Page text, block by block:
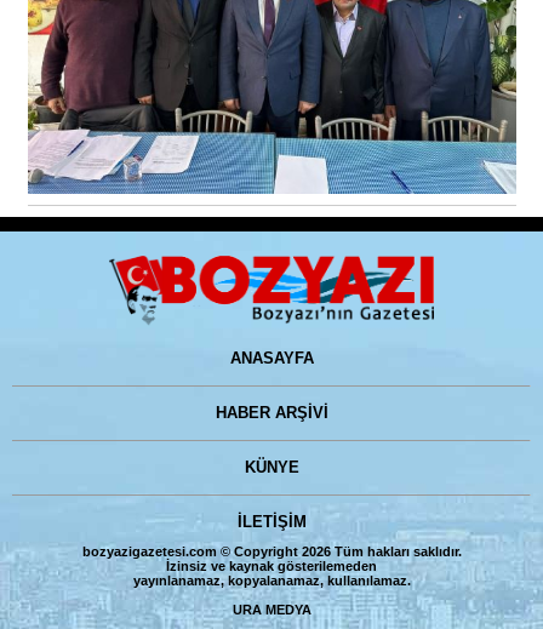
ANASAYFA
HABER ARŞİVİ
KÜNYE
İLETİŞİM
bozyazigazetesi.com © Copyright 2026 Tüm hakları saklıdır.
İzinsiz ve kaynak gösterilemeden
yayınlanamaz, kopyalanamaz, kullanılamaz.
URA MEDYA